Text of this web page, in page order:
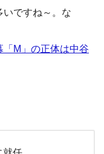
いですね～。な
「M」の正体は中谷